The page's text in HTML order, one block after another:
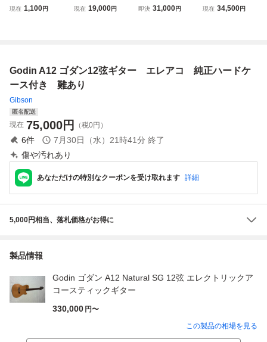
ハ エレアコ APX-
現在 1,100円
弦ギター ＮＷ10
現在 19,000円
e EL-00 PRO/VS
即決 31,000円
エレアコギター 程
正ケース付属
現在 34,500円
Godin A12 ゴダン12弦ギター エレアコ 純正ハードケ
ース付き 難あり
Gibson
匿名配送
現在 75,000円 （税0円）
6件 7月30日（水）21時41分 終了
傷や汚れあり
あなただけの特別なクーポンを受け取れます 詳細
5,000円相当、落札価格がお得に
製品情報
Godin ゴダン A12 Natural SG 12弦 エレクトリックア
コースティックギター
330,000 円〜
この製品の相場を見る